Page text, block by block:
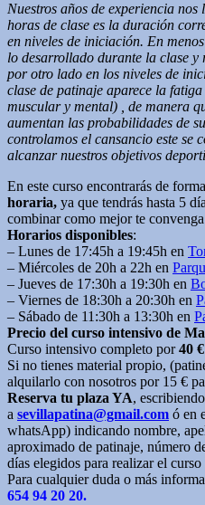
Nuestros años de experiencia
horas de clase es la duración
en niveles de iniciación. En
lo desarrollado durante la clase y
por otro lado en los niveles de
clase de patinaje aparece la
muscular y mental) , de manera
aumentan las probabilidades de
controlamos el cansancio este se
alcanzar nuestros objetivos
En este curso encontrarás de
horaria, ya que tendrás hasta 5
combinar como mejor te
Horarios disponibles:
– Lunes de 17:45h a 19:45h en
– Miércoles de 20h a 22h en
– Jueves de 17:30h a 19:30h en
– Viernes de 18:30h a 20:30h en
– Sábado de 11:30h a 13:30h en
Precio del curso intensivo de
Curso intensivo completo por40 €
Si no tienes material propio,
alquilarlo con nosotros por 15 €
Reserva tu plaza YA,
a sevillapatina@gmail.com ó en
whatsApp) indicando nombre,
aproximado de patinaje, número
días elegidos para realizar el
Para cualquier duda o más
654 94 20 20.